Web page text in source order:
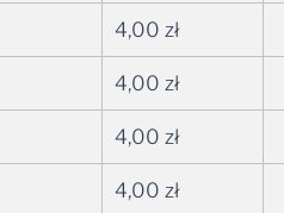
4,00 zł
4,00 zł
4,00 zł
4,00 zł